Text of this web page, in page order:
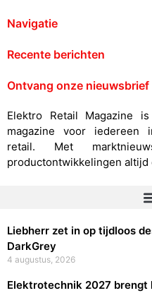
Navigatie
Recente berichten
Ontvang onze nieuwsbrief
Elektro Retail Magazine
magazine voor iedereen
retail. Met
productontwikkelingen altijd
Liebherr zet in op tijdloos
DarkGrey
4 augustus, 2026
Elektrotechnik 2027 brengt